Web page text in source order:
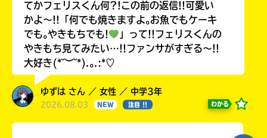
てかフェリスくん何?!この前の返信!!可愛い
かよ〜!!「何でも焼きますよ｡お魚でもケーキ
でも｡やきもちでも!
」って!!フェリスくんの
やきもち見てみたい…!!ファンサがすぎる〜!!
大好き(*˘︶˘*).｡.:*♡
ゆずは さん ／ 女性 ／ 中学3年
2026.08.03 NEW 注目 !! わかる